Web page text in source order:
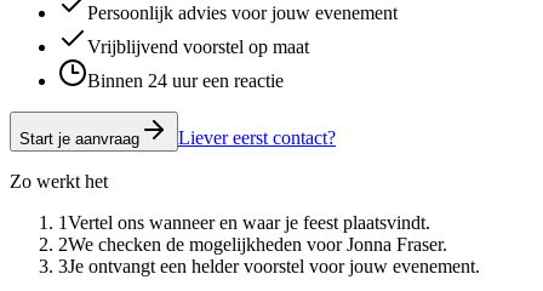
Persoonlijk advies voor jouw evenement
Vrijblijvend voorstel op maat
Binnen 24 uur een reactie
Start je aanvraag Liever eerst contact?
Zo werkt het
1Vertel ons wanneer en waar je feest plaatsvindt.
2We checken de mogelijkheden voor Jonna Fraser.
3Je ontvangt een helder voorstel voor jouw evenement.